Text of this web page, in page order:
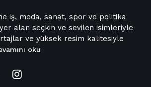
iş, moda, sanat, spor ve politika
yer alan seçkin ve sevilen isimleriyle
ve yüksek resim kalitesiyle
oku